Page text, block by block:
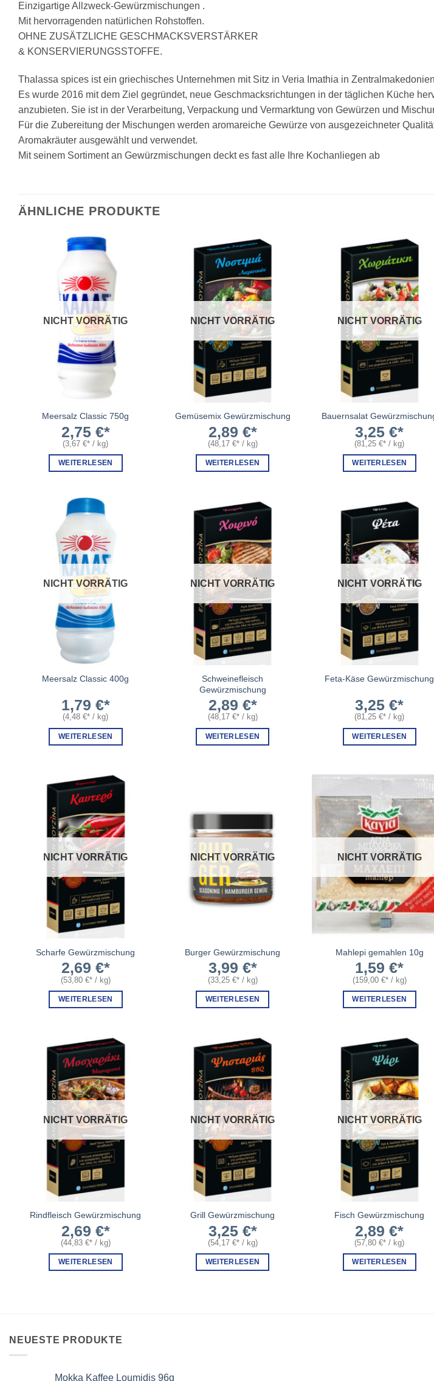
Einzigartige Allzweck-Gewürzmischungen .
Mit hervorragenden natürlichen Rohstoffen.
OHNE ZUSÄTZLICHE GESCHMACKSVERSTÄRKER
& KONSERVIERUNGSSTOFFE.
Thalassa spices ist ein griechisches Unternehmen mit Sitz in Veria Imathia in
Es wurde 2016 mit dem Ziel gegründet, neue Geschmacksrichtungen in der täglichen Küche
anzubieten. Sie ist in der Verarbeitung, Verpackung und Vermarktung von Gewürzen und
Für die Zubereitung der Mischungen werden aromareiche Gewürze von ausgezeichneter
Aromakräuter ausgewählt und verwendet.
Mit seinem Sortiment an Gewürzmischungen deckt es fast alle Ihre Kochanliegen ab
ÄHNLICHE PRODUKTE
NICHT VORRÄTIG
Meersalz Classic 750g
2,75 €
(3,67€ / kg)
WEITERLESEN
NICHT VORRÄTIG
Gemüsemix Gewürzmischung
2,89 €
(48,17 € / kg)
WEITERLESEN
NICHT VORRÄTIG
Bauernsalat
3,25€
(81,25€ / kg)
WEITERLESEN
NICHT VORRÄTIG
Meersalz Classic 400g
1,79 €
(4,48€ / kg)
WEITERLESEN
NICHT VORRÄTIG
Schweinefleisch
Gewürzmischung
2,89 €
(48,17 € / kg)
WEITERLESEN
NICHT VORRÄTIG
Feta-Käse Gewürzmischung
3,25€
(81,25€ / kg)
WEITERLESEN
NICHT VORRÄTIG
Scharfe Gewürzmischung
2,69 €
(53,80 € / kg)
WEITERLESEN
NICHT VORRÄTIG
Burger Gewürzmischung
3,99 €
(33,25 € / kg)
WEITERLESEN
NICHT VORRÄTIG
Mahlepi gemahlen 10g
1,59€
(159,00 € / kg)
WEITERLESEN
NICHT VORRÄTIG
Rindfleisch Gewürzmischung
2,69 €
(44,83 € / kg)
WEITERLESEN
NICHT VORRÄTIG
Grill Gewürzmischung
3,25 €
(54,17 € / kg)
WEITERLESEN
NICHT VORRÄTIG
Fisch Gewürzmischung
2,89€
(57,80€ / kg)
WEITERLESEN
NEUESTE PRODUKTE
Mokka Kaffee Loumidis 96g